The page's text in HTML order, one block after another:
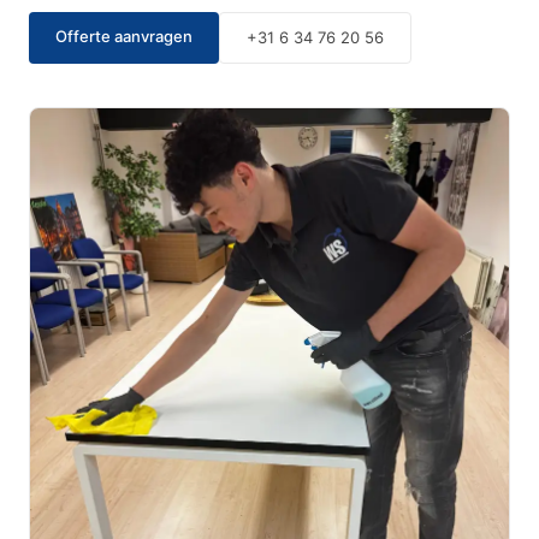
Offerte aanvragen +31 6 34 76 20 56